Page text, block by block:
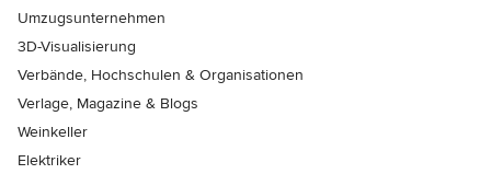
Umzugsunternehmen
3D-Visualisierung
Verbände, Hochschulen & Organisationen
Verlage, Magazine & Blogs
Weinkeller
Elektriker